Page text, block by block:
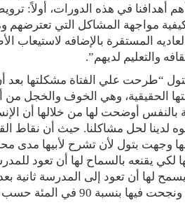
أهدافنا في هذه الدورات، أولاً:
مواجهة المشاكل التي تعترضهم
المستقرة بالإضافه لاستيعاب
والتعليم لديهم”.
بتول “طرحت علي الفتاة مشكلتها بعد
الحقيقية، وهي الخوف والخجل من
بالنفس أوضحت لها من خلالها أن
لحل مشاكلنا. حيث أن نقاط
وجهت بتول لأن تشرح لأبيها مدى
يقنعه بالسماح لها أن تعود
لها أن تعود إلى المدرسة ثانية
في المئة حسب قولها.